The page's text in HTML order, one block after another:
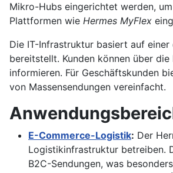
Mikro-Hubs eingerichtet werden,
Plattformen wie Hermes MyFlex
Die IT-Infrastruktur basiert auf
bereitstellt. Kunden können über
informieren. Für Geschäftskunden
von Massensendungen vereinfacht.
E-Commerce-Logistik: Der
Logistikinfrastruktur betreiben.
B2C-Sendungen, was